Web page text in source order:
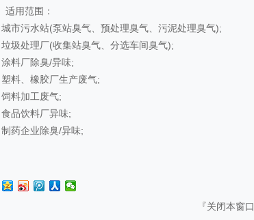
适用范围：
市污水站(泵站臭气、预处理臭气、污泥处理臭气);
圾处理厂(收集站臭气、分选车间臭气);
料厂除臭/异味;
料、橡胶厂生产废气;
料加工废气;
品饮料厂异味;
药企业除臭/异味;
『关闭本窗口